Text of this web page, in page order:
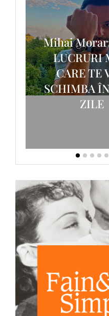
Mihai
LUCRURI
CARE TE
SCHIMBA
ZILE